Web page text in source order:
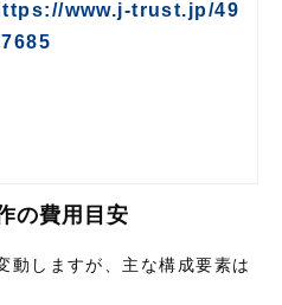
www.j-trust.jp/49
の費用目安
動しますが、主な構成要素は